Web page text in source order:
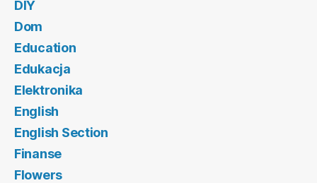
DIY
Dom
Education
Edukacja
Elektronika
English
English Section
Finanse
Flowers